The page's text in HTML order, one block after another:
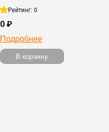
Рейтинг: 0
0 ₽
Подробнее
В корзину